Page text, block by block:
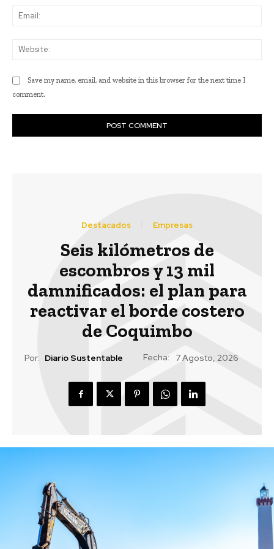
Save my name, email, and website in this browser for the next time I
comment.